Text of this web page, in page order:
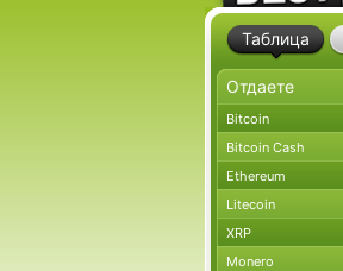
Таблица
Bitcoin
Bitcoin Cash
Ethereum
Litecoin
XRP
Monero